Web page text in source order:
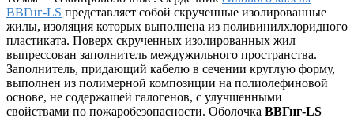
ВВГнг-LS представляет собой скрученные изолированные
жилы, изоляция которых выполнена из поливинилхлоридного
пластиката. Поверх скрученных изолированных жил
выпрессован заполнитель междужильного пространства.
Заполнитель, придающий кабелю в сечении круглую форму,
выполнен из полимерной композиции на полиолефиновой
основе, не содержащей галогенов, с улучшенными
свойствами по пожаробезопасности. Оболочка ВВГнг-LS